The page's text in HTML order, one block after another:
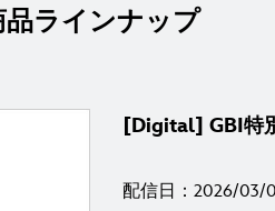
品ラインナップ
[Digital] GBI特
配信日：2026/03/